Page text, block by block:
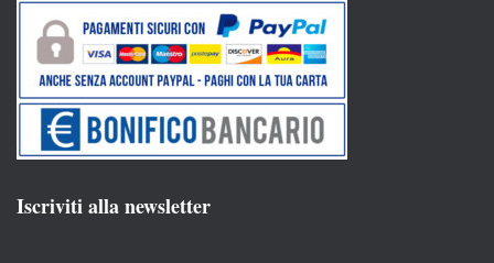
Iscriviti alla newsletter